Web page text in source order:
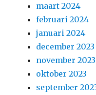
maart 2024
februari 2024
januari 2024
december 2023
november 2023
oktober 2023
september